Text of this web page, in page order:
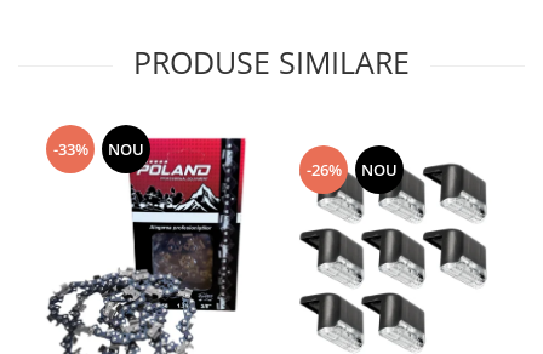
PRODUSE SIMILARE
-33%
NOU
-26%
NOU